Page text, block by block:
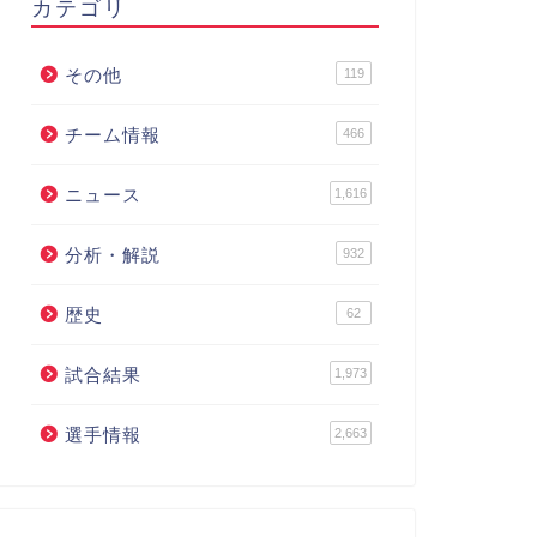
カテゴリ
その他 119
チーム情報 466
ニュース 1,616
分析・解説 932
歴史 62
試合結果 1,973
選手情報 2,663